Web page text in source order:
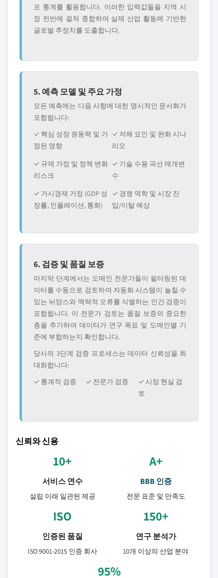
포 통계를 활용합니다. 이러한 입력값들을 지역 시
장 전반에 걸쳐 종합하여 실제 산업 활동에 기반한
글로벌 추정치를 도출합니다.
5. 예측 모델 및 주요 가정
모든 예측에는 다음 사항에 대한 명시적인 문서화가
포함됩니다:
✓ 핵심 성장 원동력 및 가
정된 영향
✓ 저해 요인 및 완화 시나
리오
✓ 규제 가정 및 정책 변화
리스크
✓ 기술 수용 곡선 매개변
수
✓ 거시경제 가정 (GDP 성
장률, 인플레이션, 통화)
✓ 경쟁 역학 및 시장 진
입/이탈 예상
6. 검증 및 품질 보증
마지막 단계에서는 도메인 전문가들이 필터링된 데
이터를 수동으로 검토하여 자동화 시스템이 놀칠 수
있는 뉘앙스와 맥락적 오류를 식별하는 인간 검증이
포함됩니다. 이 전문가 검토는 품질 보증의 중요한
층을 추가하여 데이터가 연구 목표 및 도메인별 기
준에 부합하는지 확인합니다.
당사의 3단계 검증 프로세스는 데이터 신뢰성을 최
대화합니다:
✓ 통계적 검증
✓ 전문가 검증
✓ 시장 현실 검
토
신뢰와 신용
10+
서비스 연수
설립 이래 일관된 제공
A+
BBB 인증
전문 표준 및 만족도
ISO
인증된 품질
ISO 9001-2015 인증 회사
150+
연구 분석가
10개 이상의 산업 분야
95%